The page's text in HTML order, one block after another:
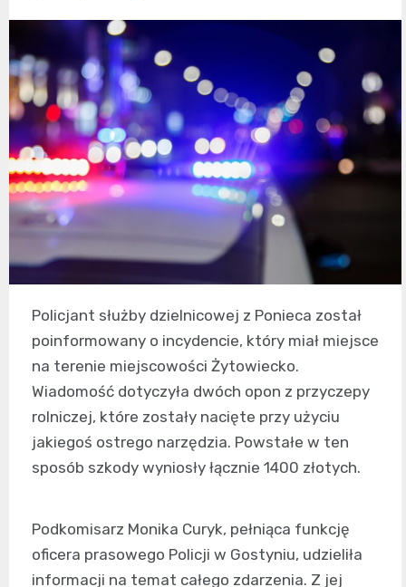
Policjant służby dzielnicowej z Ponieca został
poinformowany o incydencie, który miał miejsce
na terenie miejscowości Żytowiecko.
Wiadomość dotyczyła dwóch opon z przyczepy
rolniczej, które zostały nacięte przy użyciu
jakiegoś ostrego narzędzia. Powstałe w ten
sposób szkody wyniosły łącznie 1400 złotych.
Podkomisarz Monika Curyk, pełniąca funkcję
oficera prasowego Policji w Gostyniu, udzieliła
informacji na temat całego zdarzenia. Z jej